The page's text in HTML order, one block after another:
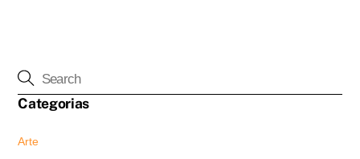
Categorias
Arte